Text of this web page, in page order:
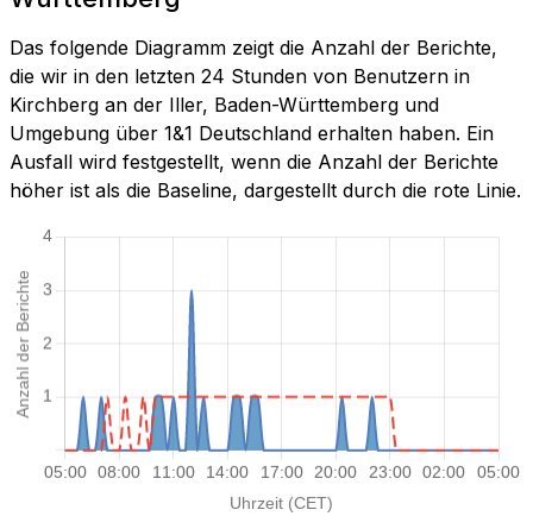
Das folgende Diagramm zeigt die Anzahl der Berichte,
die wir in den letzten 24 Stunden von Benutzern in
Kirchberg an der Iller, Baden-Württemberg und
Umgebung über 1&1 Deutschland erhalten haben. Ein
Ausfall wird festgestellt, wenn die Anzahl der Berichte
höher ist als die Baseline, dargestellt durch die rote Linie.